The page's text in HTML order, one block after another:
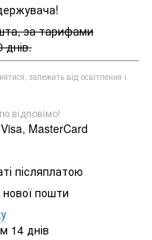
за тарифами
днів.
залежить від освітлення і
відповімо!
MasterCard
післяплатою
пошти
14 днів